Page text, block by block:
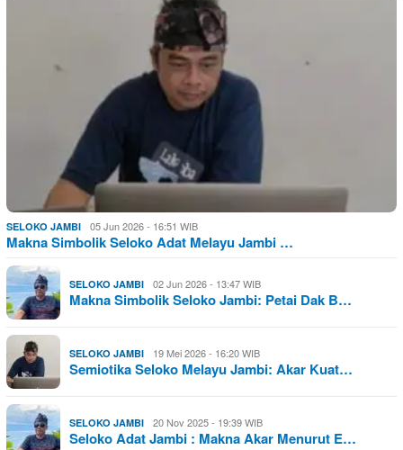
SELOKO JAMBI 05 Jun 2026 - 16:51 WIB
Makna Simbolik Seloko Adat Melayu Jambi …
SELOKO JAMBI 02 Jun 2026 - 13:47 WIB
Makna Simbolik Seloko Jambi: Petai Dak B…
SELOKO JAMBI 19 Mei 2026 - 16:20 WIB
Semiotika Seloko Melayu Jambi: Akar Kuat…
SELOKO JAMBI 20 Nov 2025 - 19:39 WIB
Seloko Adat Jambi : Makna Akar Menurut E…